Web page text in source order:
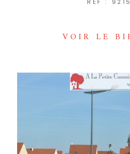
REF : 9215
VOIR LE